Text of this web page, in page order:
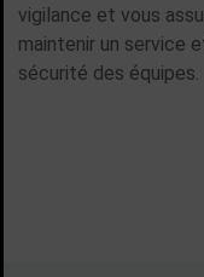
vigilance et vous
maintenir un service
sécurité des équipes.